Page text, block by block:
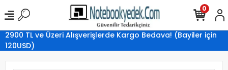
2900 TL ve Üzeri Alışverişlerde Kargo Bedava! (Bayiler için
120USD)
0